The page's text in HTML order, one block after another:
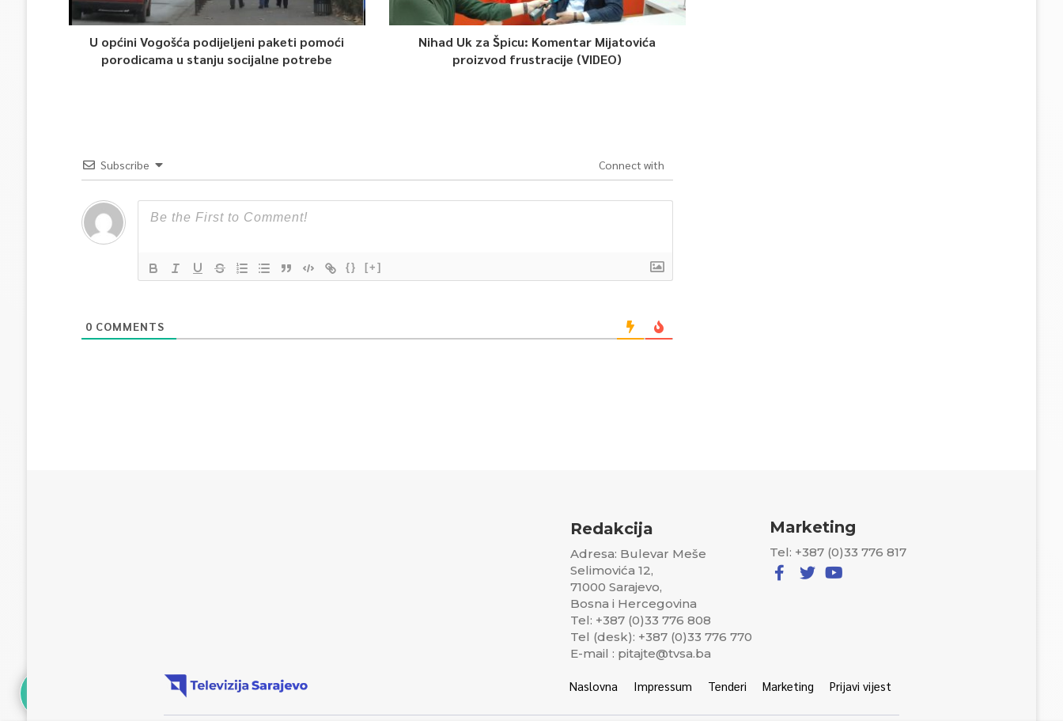
U općini Vogošća podijeljeni paketi pomoći
porodicama u stanju socijalne potrebe
Nihad Uk za Špicu: Komentar Mijatovića
proizvod frustracije (VIDEO)
Subscribe Connect with
{} [+]
0 COMMENTS
Redakcija
Adresa: Bulevar Meše
Selimovića 12,
71000 Sarajevo,
Bosna i Hercegovina
Tel: +387 (0)33 776 808
Tel (desk): +387 (0)33 776 770
E-mail : pitajte@tvsa.ba
Marketing
Tel: +387 (0)33 776 817
Naslovna Impressum Tenderi Marketing Prijavi vijest